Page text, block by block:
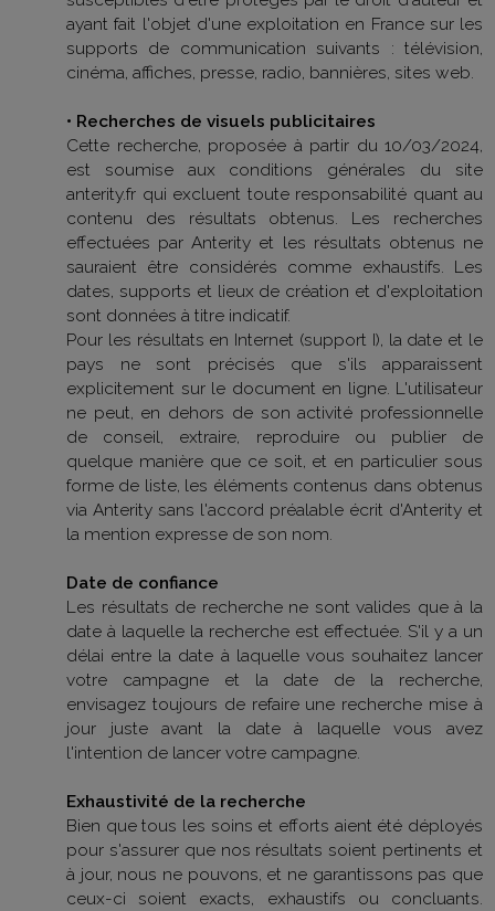
ayant fait l'objet d'une exploitation en France sur les
supports de communication suivants : télévision,
cinéma, affiches, presse, radio, bannières, sites web.
• Recherches de visuels publicitaires
Cette recherche, proposée à partir du 10/03/2024,
est soumise aux conditions générales du site
anterity.fr qui excluent toute responsabilité quant au
contenu des résultats obtenus. Les recherches
effectuées par Anterity et les résultats obtenus ne
sauraient être considérés comme exhaustifs. Les
dates, supports et lieux de création et d'exploitation
sont données à titre indicatif.
Pour les résultats en Internet (support I), la date et le
pays ne sont précisés que s'ils apparaissent
explicitement sur le document en ligne. L'utilisateur
ne peut, en dehors de son activité professionnelle
de conseil, extraire, reproduire ou publier de
quelque manière que ce soit, et en particulier sous
forme de liste, les éléments contenus dans obtenus
via Anterity sans l'accord préalable écrit d'Anterity et
la mention expresse de son nom.
Date de confiance
Les résultats de recherche ne sont valides que à la
date à laquelle la recherche est effectuée. S'il y a un
délai entre la date à laquelle vous souhaitez lancer
votre campagne et la date de la recherche,
envisagez toujours de refaire une recherche mise à
jour juste avant la date à laquelle vous avez
l'intention de lancer votre campagne.
Exhaustivité de la recherche
Bien que tous les soins et efforts aient été déployés
pour s'assurer que nos résultats soient pertinents et
à jour, nous ne pouvons, et ne garantissons pas que
ceux-ci soient exacts, exhaustifs ou concluants.